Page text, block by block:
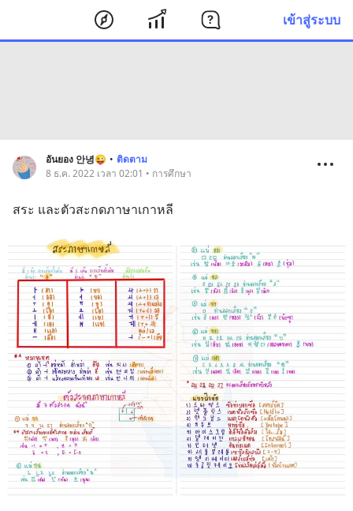
เข้าสู่ระบบ
อันยอง 안녕😜 • ติดตาม
8 ธ.ค. 2022 เวลา 02:01 • การศึกษา
สระ และตัวสะกดภาษาเกาหลี